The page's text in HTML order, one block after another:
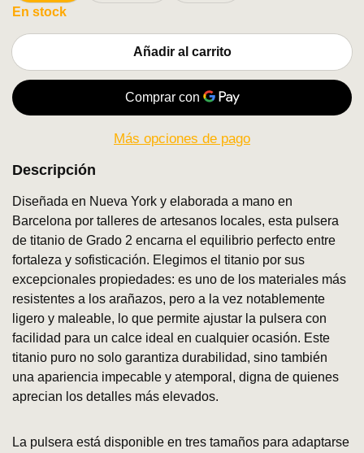
En stock
Añadir al carrito
Más opciones de pago
Descripción
Diseñada en Nueva York y elaborada a mano en
Barcelona por talleres de artesanos locales, esta pulsera
de titanio de Grado 2 encarna el equilibrio perfecto entre
fortaleza y sofisticación. Elegimos el titanio por sus
excepcionales propiedades: es uno de los materiales más
resistentes a los arañazos, pero a la vez notablemente
ligero y maleable, lo que permite ajustar la pulsera con
facilidad para un calce ideal en cualquier ocasión. Este
titanio puro no solo garantiza durabilidad, sino también
una apariencia impecable y atemporal, digna de quienes
aprecian los detalles más elevados.
La pulsera está disponible en tres tamaños para adaptarse